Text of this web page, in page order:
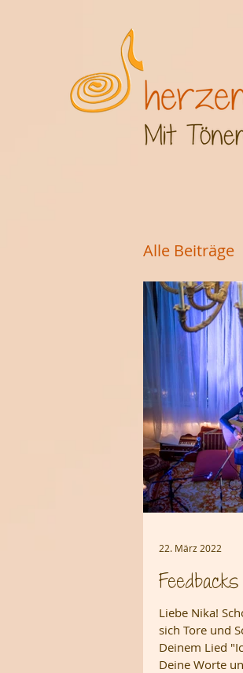
Alle Beiträge
Liebe Nika!
sich Tore und
Deinem Lied
Deine Worte
22. März 2022